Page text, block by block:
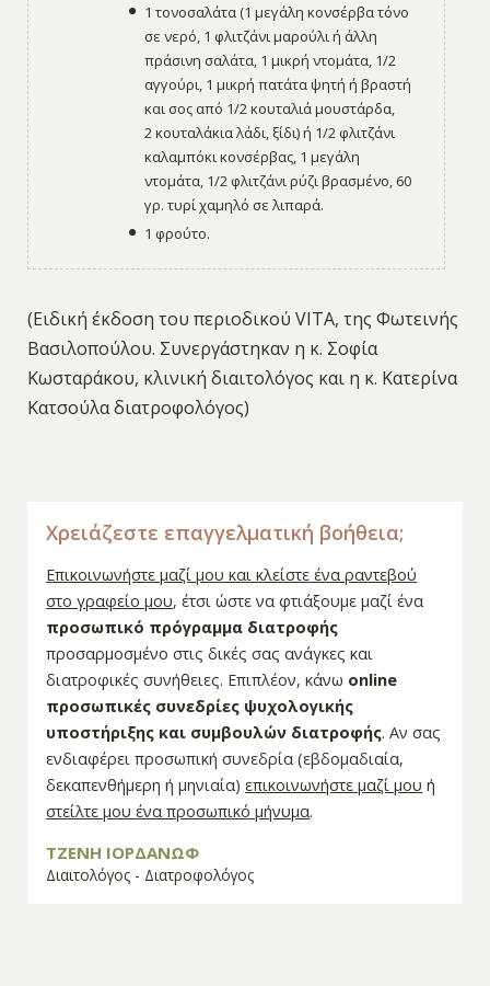
1 τονοσαλάτα (1 μεγάλη κονσέρβα τόνο
σε νερό, 1 φλιτζάνι μαρούλι ή άλλη
πράσινη σαλάτα, 1 μικρή ντομάτα, 1/2
αγγούρι, 1 μικρή πατάτα ψητή ή βραστή
και σος από 1/2 κουταλιά μουστάρδα,
2 κουταλάκια λάδι, ξίδι) ή 1/2 φλιτζάνι
καλαμπόκι κονσέρβας, 1 μεγάλη
ντομάτα, 1/2 φλιτζάνι ρύζι βρασμένο, 60
γρ. τυρί χαμηλό σε λιπαρά.
1 φρούτο.
(Ειδική έκδοση του περιοδικού VITA, της Φωτεινής
Βασιλοπούλου. Συνεργάστηκαν η κ. Σοφία
Κωσταράκου, κλινική διαιτολόγος και η κ. Κατερίνα
Κατσούλα διατροφολόγος)
Χρειάζεστε επαγγελματική βοήθεια;
Επικοινωνήστε μαζί μου και κλείστε ένα ραντεβού
στο γραφείο μου, έτσι ώστε να φτιάξουμε μαζί ένα
προσωπικό πρόγραμμα διατροφής
προσαρμοσμένο στις δικές σας ανάγκες και
διατροφικές συνήθειες. Επιπλέον, κάνω online
προσωπικές συνεδρίες ψυχολογικής
υποστήριξης και συμβουλών διατροφής. Αν σας
ενδιαφέρει προσωπική συνεδρία (εβδομαδιαία,
δεκαπενθήμερη ή μηνιαία)επικοινωνήστε μαζί μου ή
στείλτε μου ένα προσωπικό μήνυμα.
ΤΖΕΝΗ ΙΟΡΔΑΝΩΦ
Διαιτολόγος - Διατροφολόγος